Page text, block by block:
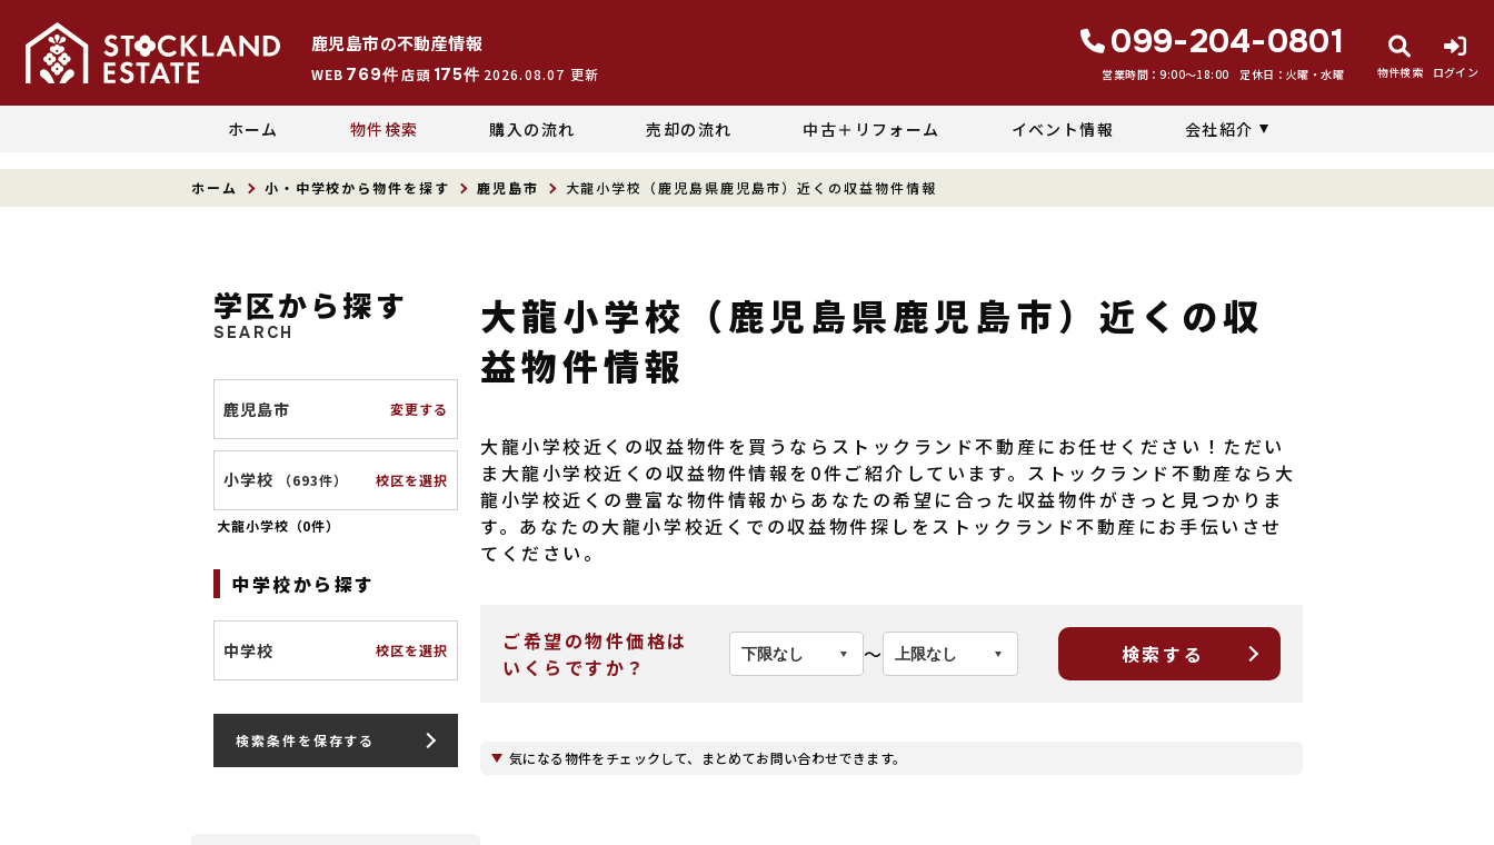
鹿児島市の不動産情報
WEB 769件 店頭 175件 2026.08.07 更新
099-204-0801
営業時間：9:00〜18:00 定休日：火曜・水曜 物件検索 ログイン
ホーム 物件検索 購入の流れ 売却の流れ 中古＋リフォーム イベント情報 会社紹介
ホーム 小・中学校から物件を探す 鹿児島市 大龍小学校（鹿児島県鹿児島市）近くの収益物件情報
大龍小学校（鹿児島県鹿児島市）近くの収
益物件情報
大龍小学校近くの収益物件を買うならストックランド不動産にお任せください！ただい
ま大龍小学校近くの収益物件情報を0件ご紹介しています。ストックランド不動産なら大
龍小学校近くの豊富な物件情報からあなたの希望に合った収益物件がきっと見つかりま
す。あなたの大龍小学校近くでの収益物件探しをストックランド不動産にお手伝いさせ
てください。
ご希望の物件価格は
いくらですか？
〜 検索する
気になる物件をチェックして、まとめてお問い合わせできます。
学区から探す
SEARCH
鹿児島市 変更する
小学校 （693件） 校区を選択
大龍小学校（0件）
中学校から探す
中学校 校区を選択
検索条件を保存する